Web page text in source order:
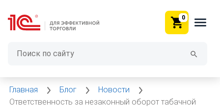
0
Главная Блог
Новости
Ответственность за незаконный оборот табачной